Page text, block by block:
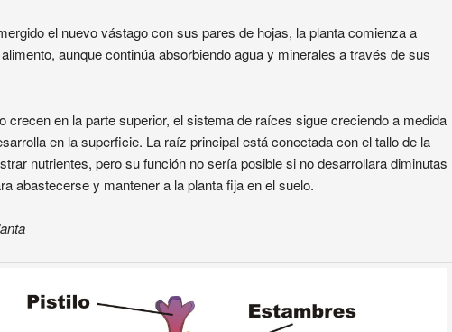
el nuevo vástago con sus pares de hojas, la planta comienza a
aunque continúa absorbiendo agua y minerales a través de sus
crecen en la parte superior, el sistema de raíces sigue creciendo a medida
en la superficie. La raíz principal está conectada con el tallo de la
nutrientes, pero su función no sería posible si no desarrollara diminutas
abastecerse y mantener a la planta fija en el suelo.